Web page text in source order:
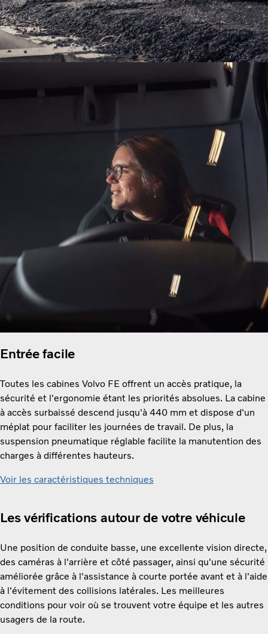
Entrée facile
Toutes les cabines Volvo FE offrent un accès pratique, la
sécurité et l'ergonomie étant les priorités absolues. La cabine
à accès surbaissé descend jusqu'à 440 mm et dispose d'un
méplat pour faciliter les journées de travail. De plus, la
suspension pneumatique réglable facilite la manutention des
charges à différentes hauteurs.
Voir les caractéristiques techniques
Les vérifications autour de votre véhicule
Une position de conduite basse, une excellente vision directe,
des caméras à l'arrière et côté passager, ainsi qu'une sécurité
améliorée grâce à l'assistance à courte portée avant et à l'aide
à l'évitement des collisions latérales. Les meilleures
conditions pour voir où se trouvent votre équipe et les autres
usagers de la route.